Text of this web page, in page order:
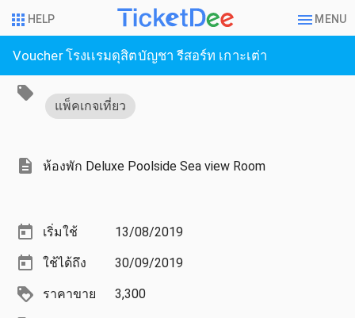
HELP MENU
Voucher โรงเเรมดุสิตบัญชา รีสอร์ท เกาะเต่า
แพ็คเกจเที่ยว
ห้องพัก Deluxe Poolside Sea view Room
เริ่มใช้ 13/08/2019
ใช้ได้ถึง 30/09/2019
ราคาขาย 3,300